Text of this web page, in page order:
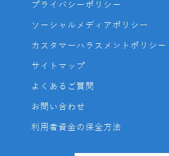
プライバシーポリシー
ソーシャルメディアポリシー
カスタマーハラスメントポリシー
サイトマップ
よくあるご質問
お問い合わせ
利用者資金の保全方法